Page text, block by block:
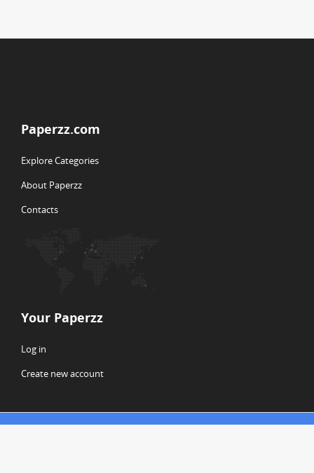
Paperzz.com
Explore Categories
About Paperzz
Contacts
Your Paperzz
Log in
Create new account